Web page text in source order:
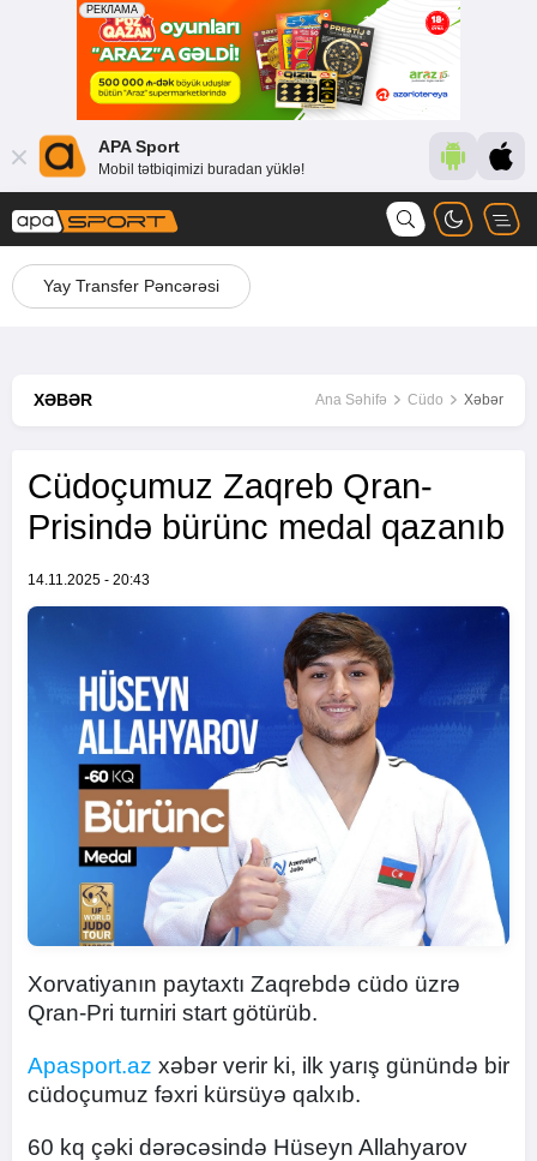
APA Sport
Mobil tətbiqimizi buradan yüklə!
Yay Transfer Pəncərəsi
XƏBƏR Ana Səhifə Cüdo Xəbər
Cüdoçumuz Zaqreb Qran-
Prisində bürünc medal qazanıb
14.11.2025 - 20:43
Xorvatiyanın paytaxtı Zaqrebdə cüdo üzrə
Qran-Pri turniri start götürüb.
Apasport.az xəbər verir ki, ilk yarış günündə bir
cüdoçumuz fəxri kürsüyə qalxıb.
60 kq çəki dərəcəsində Hüseyn Allahyarov